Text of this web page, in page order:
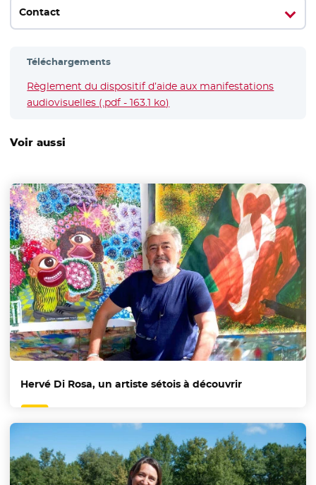
Contact
Téléchargements
Règlement du dispositif d’aide aux manifestations
audiovisuelles (.pdf - 163.1 ko)
Voir aussi
Hervé Di Rosa, un artiste sétois à découvrir